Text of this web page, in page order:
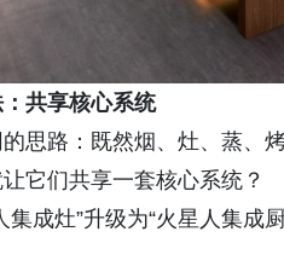
共享核心系统
思路：既然烟、灶、蒸、
它们共享一套核心系统？
集成灶”升级为“火星人集